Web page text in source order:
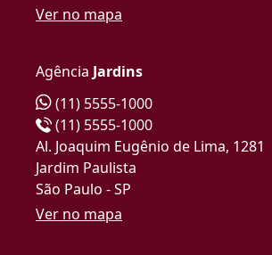
Ver no mapa
Agência Jardins
(11) 5555-1000
(11) 5555-1000
Al. Joaquim Eugênio de Lima, 1281
Jardim Paulista
São Paulo - SP
Ver no mapa